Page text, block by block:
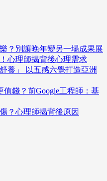
？別讓晚年變另一場成果展
心理師揭背後心理需求
養」 以五感六覺打造亞洲
錢？前Google工程師：基
？心理師揭背後原因